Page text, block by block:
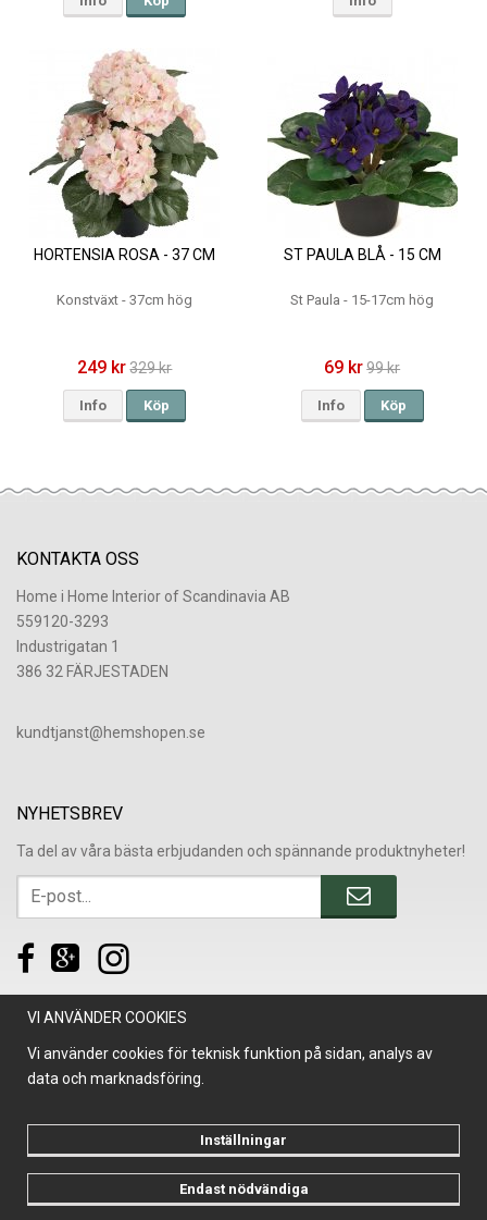
HORTENSIA ROSA - 37 CM
Konstväxt - 37cm hög
249 kr 329 kr
Info Köp
ST PAULA BLÅ - 15 CM
St Paula - 15-17cm hög
69 kr99 kr
Info Köp
KONTAKTA OSS
Home i Home Interior of Scandinavia AB
559120-3293
Industrigatan 1
386 32 FÄRJESTADEN
​kundtjanst@hemshopen.se
NYHETSBREV
Ta del av våra bästa erbjudanden och spännande produktnyheter!
Drift & produktion:Wikinggruppen
VI ANVÄNDER COOKIES
Vi använder cookies för teknisk funktion på sidan, analys av
data och marknadsföring.
Inställningar
Endast nödvändiga